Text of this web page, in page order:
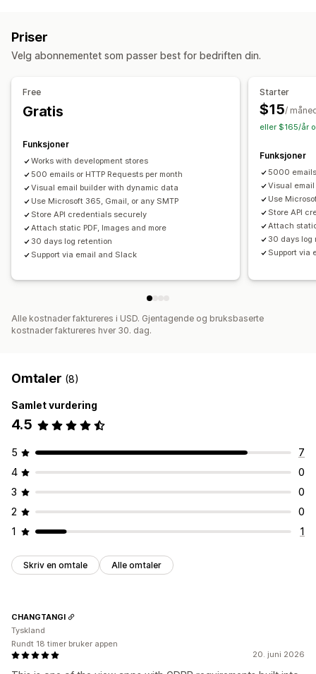
Priser
Velg abonnementet som passer best for bedriften din.
Free
Gratis
Funksjoner
Works with development stores
500 emails or HTTP Requests per month
Visual email builder with dynamic data
Use Microsoft 365, Gmail, or any SMTP
Store API credentials securely
Attach static PDF, Images and more
30 days log retention
Support via email and Slack
Starter
$15/
eller $165/år
Funksjoner
5000
Visual
Use
Store API
Attach
30 days log
Support via
Alle kostnader faktureres i USD. Gjentagende og bruksbaserte
kostnader faktureres hver 30. dag.
Omtaler (8)
Samlet vurdering
4.5
5
7
4
0
3
0
2
0
1
1
Skriv en omtale Alle omtaler
20. juni 2026
CHANGTANGI
Tyskland
Rundt 18 timer bruker appen